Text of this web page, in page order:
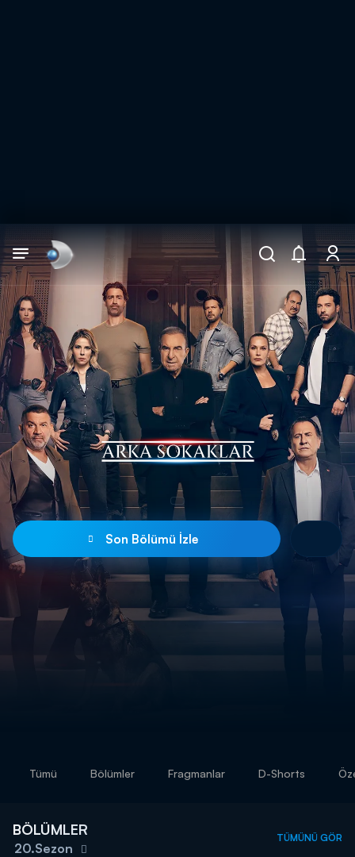
DİĞER SONUÇLAR
Son Bölümü İzle
Tümü Bölümler Fragmanlar D-Shorts
BÖLÜMLER
20.Sezon
TÜMÜNÜ GÖR